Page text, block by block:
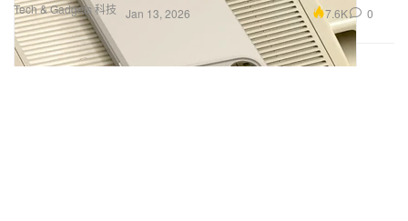
Tech & Gadgets 科技 Jan 13, 2026 7.6K 0